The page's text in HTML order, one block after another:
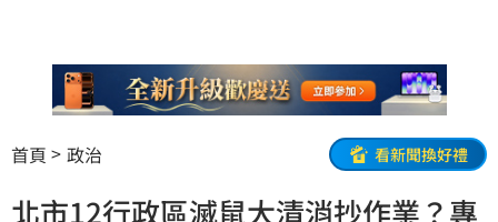
首頁 政治 看新聞換好禮
北市12行政區滅鼠大清消抄作業？專